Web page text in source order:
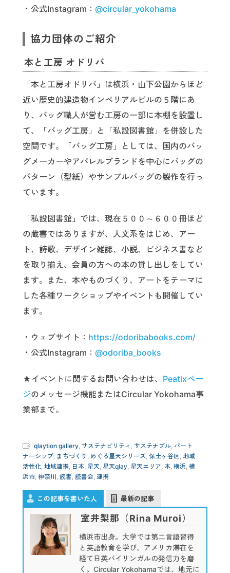
・公式Instagram： @circular_yokohama
協力団体のご紹介
本と工房 オドリバ
「本と工房オドリバ」は横浜・山下公園からほど
近い歴史的建造物インペリアルビルの５階にあ
り、バッグ職人が営む工房の一部に本棚を設置し
て、「バッグ工房」と「私設図書館」を併設した
空間です。「バッグ工房」としては、国内のバッ
グメーカーやアパレルブランドを中心にバッグの
パターン（型紙）やサンプルバッグの製作を行っ
ています。
「私設図書館」では、現在５００～６００冊ほど
の蔵書ではありますが、人文系をはじめ、アー
ト、詩歌、デザイン雑誌、小説、ビジネス書など
を取り揃え、会員の方への本の貸し出しをしてい
ます。また、本やものづくり、アートをテーマに
した各種ワークショップやイベントも開催してい
ます。
・ウェブサイト： https://odoribabooks.com/
・公式Instagram： @odoriba_books
★イベントに関するお問い合わせは、 Peatixペー
ジのメッセージ機能またはCircular Yokohama事
業部まで。
qlaytion gallery サステナビリティ サステナブル パート
ナーシップ まちづくり めぐる星天シリーズ 保土ヶ谷区 地域
活性化 地域連携 日本 星天 星天qlay 星天エリア 本 横浜 横
浜市 神奈川 読書 読書会 連携
この記事を書いた人 最新の記事
室井梨那（Rina Muroi）
横浜市出身。大学では第二言語習得
と英語教育を学び、アメリカ滞在を
経て日英バイリンガルの発信力を磨
く。Circular Yokohamaでは、地元に